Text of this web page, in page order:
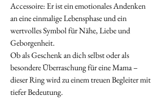
Accessoire: Er ist ein emotionales Andenken
an eine einmalige Lebensphase und ein
wertvolles Symbol für Nähe, Liebe und
Geborgenheit.
Ob als Geschenk an dich selbst oder als
besondere Überraschung für eine Mama –
dieser Ring wird zu einem treuen Begleiter mit
tiefer Bedeutung.